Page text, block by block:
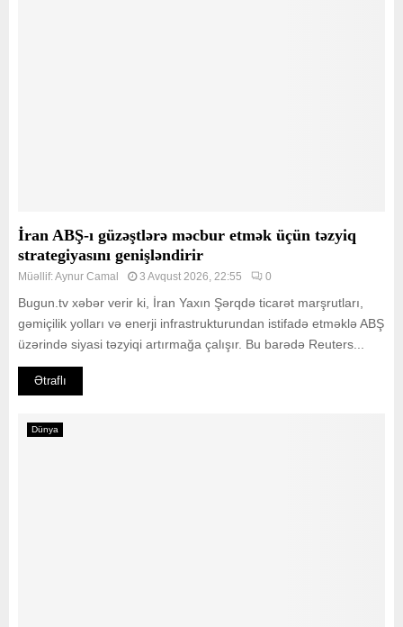
İran ABŞ-ı güzəştlərə məcbur etmək üçün təzyiq
strategiyasını genişləndirir
Müəllif:Aynur Camal 3 Avqust 2026, 22:55 0
Bugun.tv xəbər verir ki, İran Yaxın Şərqdə ticarət marşrutları,
gəmiçilik yolları və enerji infrastrukturundan istifadə etməklə ABŞ
üzərində siyasi təzyiqi artırmağa çalışır. Bu barədə Reuters...
Ətraflı
Dünya